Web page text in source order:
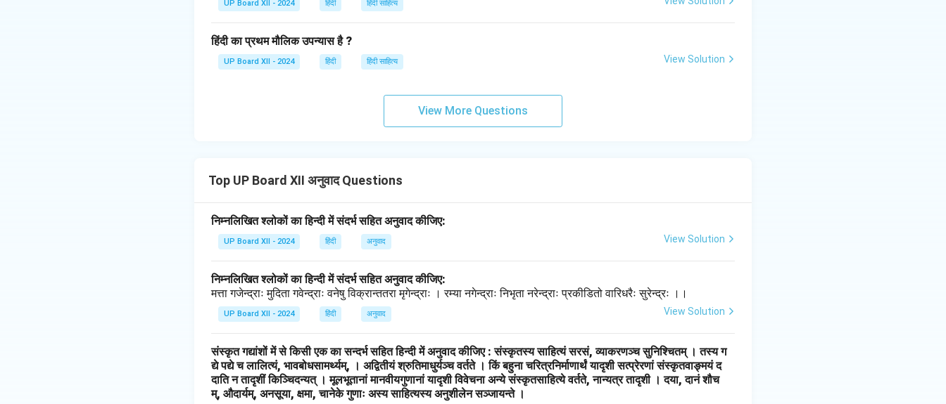
UP Board XII - 2024 हिंदी हिंदी साहित्य
हिंदी का प्रथम मौलिक उपन्यास है ?
UP Board XII - 2024 हिंदी हिंदी साहित्य View Solution
View More Questions
Top UP Board XII अनुवाद Questions
निम्नलिखित श्लोकों का हिन्दी में संदर्भ सहित अनुवाद कीजिए:
UP Board XII - 2024 हिंदी अनुवाद View Solution
निम्नलिखित श्लोकों का हिन्दी में संदर्भ सहित अनुवाद कीजिए:
मत्ता गजेन्द्राः मुदिता गवेन्द्राः वनेषु विक्रान्ततरा मृगेन्द्राः । रम्या नगेन्द्राः निभृता नरेन्द्राः प्रकीडितो वारिधरैः सुरेन्द्रः ।।
UP Board XII - 2024 हिंदी अनुवाद View Solution
संस्कृत गद्यांशों में से किसी एक का सन्दर्भ सहित हिन्दी में अनुवाद कीजिए : संस्कृतस्य साहित्यं सरसं, व्याकरणञ्च सुनिश्चितम् । तस्य ग
द्ये पद्ये च लालित्यं, भावबोधसामर्थ्यम्, । अद्वितीयं श्रुतिमाधुर्यञ्च वर्तते । किं बहुना चरित्रनिर्माणार्थं यादृशी सत्प्रेरणां संस्कृतवाङ्मयं द
दाति न तादृशीं किञ्चिदन्यत् । मूलभूतानां मानवीयगुणानां यादृशी विवेचना अन्ये संस्कृतसाहित्ये वर्तते, नान्यत्र तादृशी । दया, दानं शौच
म्, औदार्यम्, अनसूया, क्षमा, चानेके गुणाः अस्य साहित्यस्य अनुशीलेन सञ्जायन्ते ।